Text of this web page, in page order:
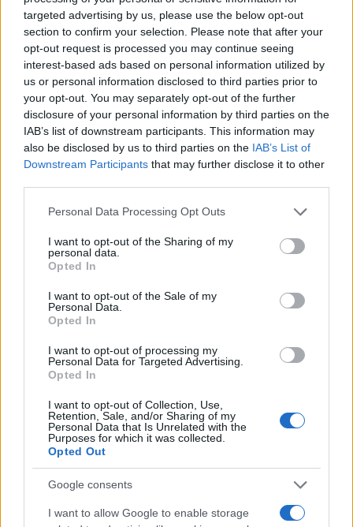
targeted advertising by us, please use the below opt-out
section to confirm your selection. Please note that after your
opt-out request is processed you may continue seeing
interest-based ads based on personal information utilized by
us or personal information disclosed to third parties prior to
your opt-out. You may separately opt-out of the further
disclosure of your personal information by third parties on the
IAB’s list of downstream participants. This information may
also be disclosed by us to third parties on the IAB’s List of
Downstream Participants that may further disclose it to other
Please note that this website/app uses one or more Google
not limited to your visit or usage behaviour. You may click to
grant or deny consent to Google and its third-party tags to
use your data for below specified purposes in below Google
consent section.
Personal Data Processing Opt Outs
I want to opt-out of the Sharing of my
personal data.
Opted In
I want to opt-out of the Sale of my
Personal Data.
Opted In
I want to opt-out of processing my
Personal Data for Targeted Advertising.
Opted In
I want to opt-out of Collection, Use,
Retention, Sale, and/or Sharing of my
Personal Data that Is Unrelated with the
Purposes for which it was collected.
Opted Out
Google consents
I want to allow Google to enable storage
preparazione, come un gioco di parole, pronto
all’uso. Evita gli errori comuni: non programmare
ogni minuto della giornata, non introdurre troppe
novità contemporaneamente, non ignorare i livelli
di energia e non fare dello schermo il ripiego
automatico. Con unarotazionesemplice,
attenzione all’energia e scelta di giochi a bassa
preparazione, le giornate diventano più gestibili e i
bambini restano attivi e felici.
AUTORE
Francesca Lombardi
Francesca Lombardi, fiorentina, prese appunti
tecnici dal primo box di un circuito toscano e
da allora firma approfondimenti sui motori. In
alle prove su pista, cura il format 'tecnica e
cronaca' e conserva i fogli di appunti del